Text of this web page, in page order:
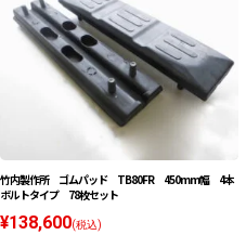
竹内製作所 ゴムパッド TB80FR 450mm幅 4本
ボルトタイプ 78枚セット
¥138,600(税込)